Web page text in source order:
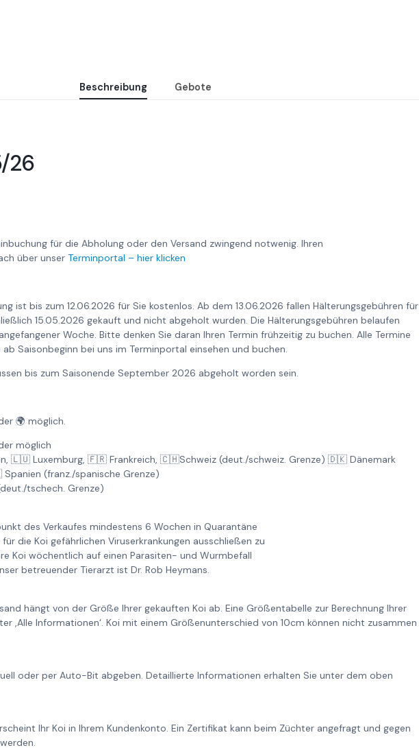
Beschreibung Gebote
26
für die Abholung oder den Versand zwingend notwenig. Ihren
über unser Terminportal – hier klicken
ist bis zum 12.06.2026 für Sie kostenlos. Ab dem 13.06.2026 fallen Hälterungsgebühren für
15.05.2026 gekauft und nicht abgeholt wurden. Die Hälterungsgebühren belaufen
Woche. Bitte denken Sie daran Ihren Termin frühzeitig zu buchen. Alle Termine
Saisonbeginn bei uns im Terminportal einsehen und buchen.
bis zum Saisonende September 2026 abgeholt worden sein.
🌍 möglich.
möglich
🇱🇺 Luxemburg, 🇫🇷 Frankreich, 🇨🇭Schweiz (deut./schweiz. Grenze) 🇩🇰 Dänemark
(franz./spanische Grenze)
tschech. Grenze)
des Verkaufes mindestens 6 Wochen in Quarantäne
die Koi gefährlichen Viruserkrankungen ausschließen zu
Koi wöchentlich auf einen Parasiten- und Wurmbefall
betreuender Tierarzt ist Dr. Rob Heymans.
hängt von der Größe Ihrer gekauften Koi ab. Eine Größentabelle zur Berechnung Ihrer
‚Alle Informationen‘. Koi mit einem Größenunterschied von 10cm können nicht zusammen
oder per Auto-Bit abgeben. Detaillierte Informationen erhalten Sie unter dem oben
Ihr Koi in Ihrem Kundenkonto. Ein Zertifikat kann beim Züchter angefragt und gegen